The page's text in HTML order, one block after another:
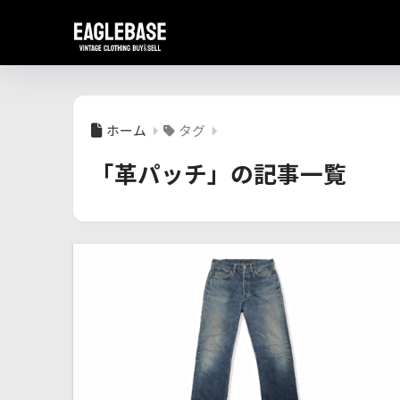
ホーム タグ
「革パッチ」の記事一覧